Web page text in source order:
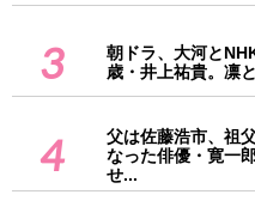
3
朝ドラ、大河と
歳・井上祐貴。凛
4
父は佐藤浩市、祖
なった俳優・寛一
せ...